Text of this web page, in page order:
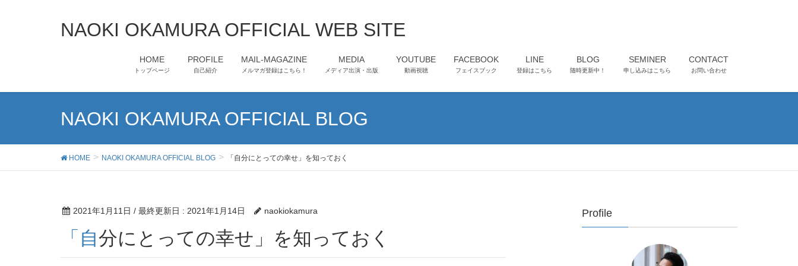
NAOKI OKAMURA OFFICIAL WEB SITE
HOME
トップページ
PROFILE
自己紹介
MAIL-MAGAZINE
メルマガ登録はこちら！
MEDIA
メディア出演・出版
YOUTUBE
動画視聴
FACEBOOK
フェイスブック
LINE
登録はこちら
BLOG
随時更新中！
SEMINER
申し込みはこちら
CONTACT
お問い合わせ
NAOKI OKAMURA OFFICIAL BLOG
HOME NAOKI OKAMURA OFFICIAL BLOG 「自分にとっての幸せ」を知っておく
2021年1月11日 / 最終更新日 : 2021年1月14日 naokiokamura
「自分にとっての幸せ」を知っておく
Profile